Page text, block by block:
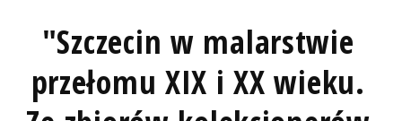
"Szczecin w malarstwie
przełomu XIX i XX wieku.